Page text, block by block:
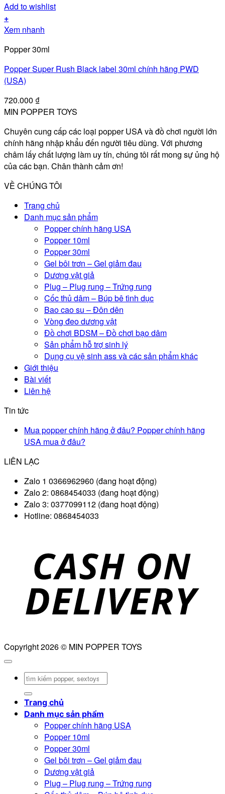
Add to wishlist
+
Xem nhanh
Popper 30ml
Popper Super Rush Black label 30ml chính hãng PWD
(USA)
720.000 ₫
MIN POPPER TOYS
Chuyên cung cấp các loại popper USA và đồ chơi người lớn
chính hãng nhập khẩu đến người tiêu dùng. Với phương
châm lấy chất lượng làm uy tín, chúng tôi rất mong sự ủng hộ
của các bạn. Chân thành cảm ơn!
VỀ CHÚNG TÔI
Trang chủ
Danh mục sản phẩm
Popper chính hãng USA
Popper 10ml
Popper 30ml
Gel bôi trơn – Gel giảm đau
Dương vật giả
Plug – Plug rung – Trứng rung
Cốc thủ dâm – Búp bê tình dục
Bao cao su – Đôn dên
Vòng đeo dương vật
Đồ chơi BDSM – Đồ chơi bạo dâm
Sản phẩm hỗ trợ sinh lý
Dụng cụ vệ sinh ass và các sản phẩm khác
Giới thiệu
Bài viết
Liên hệ
Tin tức
Mua popper chính hãng ở đâu? Popper chính hãng
USA mua ở đâu?
LIÊN LẠC
Zalo 1 0366962960 (đang hoạt động)
Zalo 2: 0868454033 (đang hoạt động)
Zalo 3: 0377099112 (đang hoạt động)
Hotline: 0868454033
Copyright 2026 © MIN POPPER TOYS
Tìm
Trang chủ
Danh mục sản phẩm
Popper chính hãng USA
Popper 10ml
Popper 30ml
Gel bôi trơn – Gel giảm đau
Dương vật giả
Plug – Plug rung – Trứng rung